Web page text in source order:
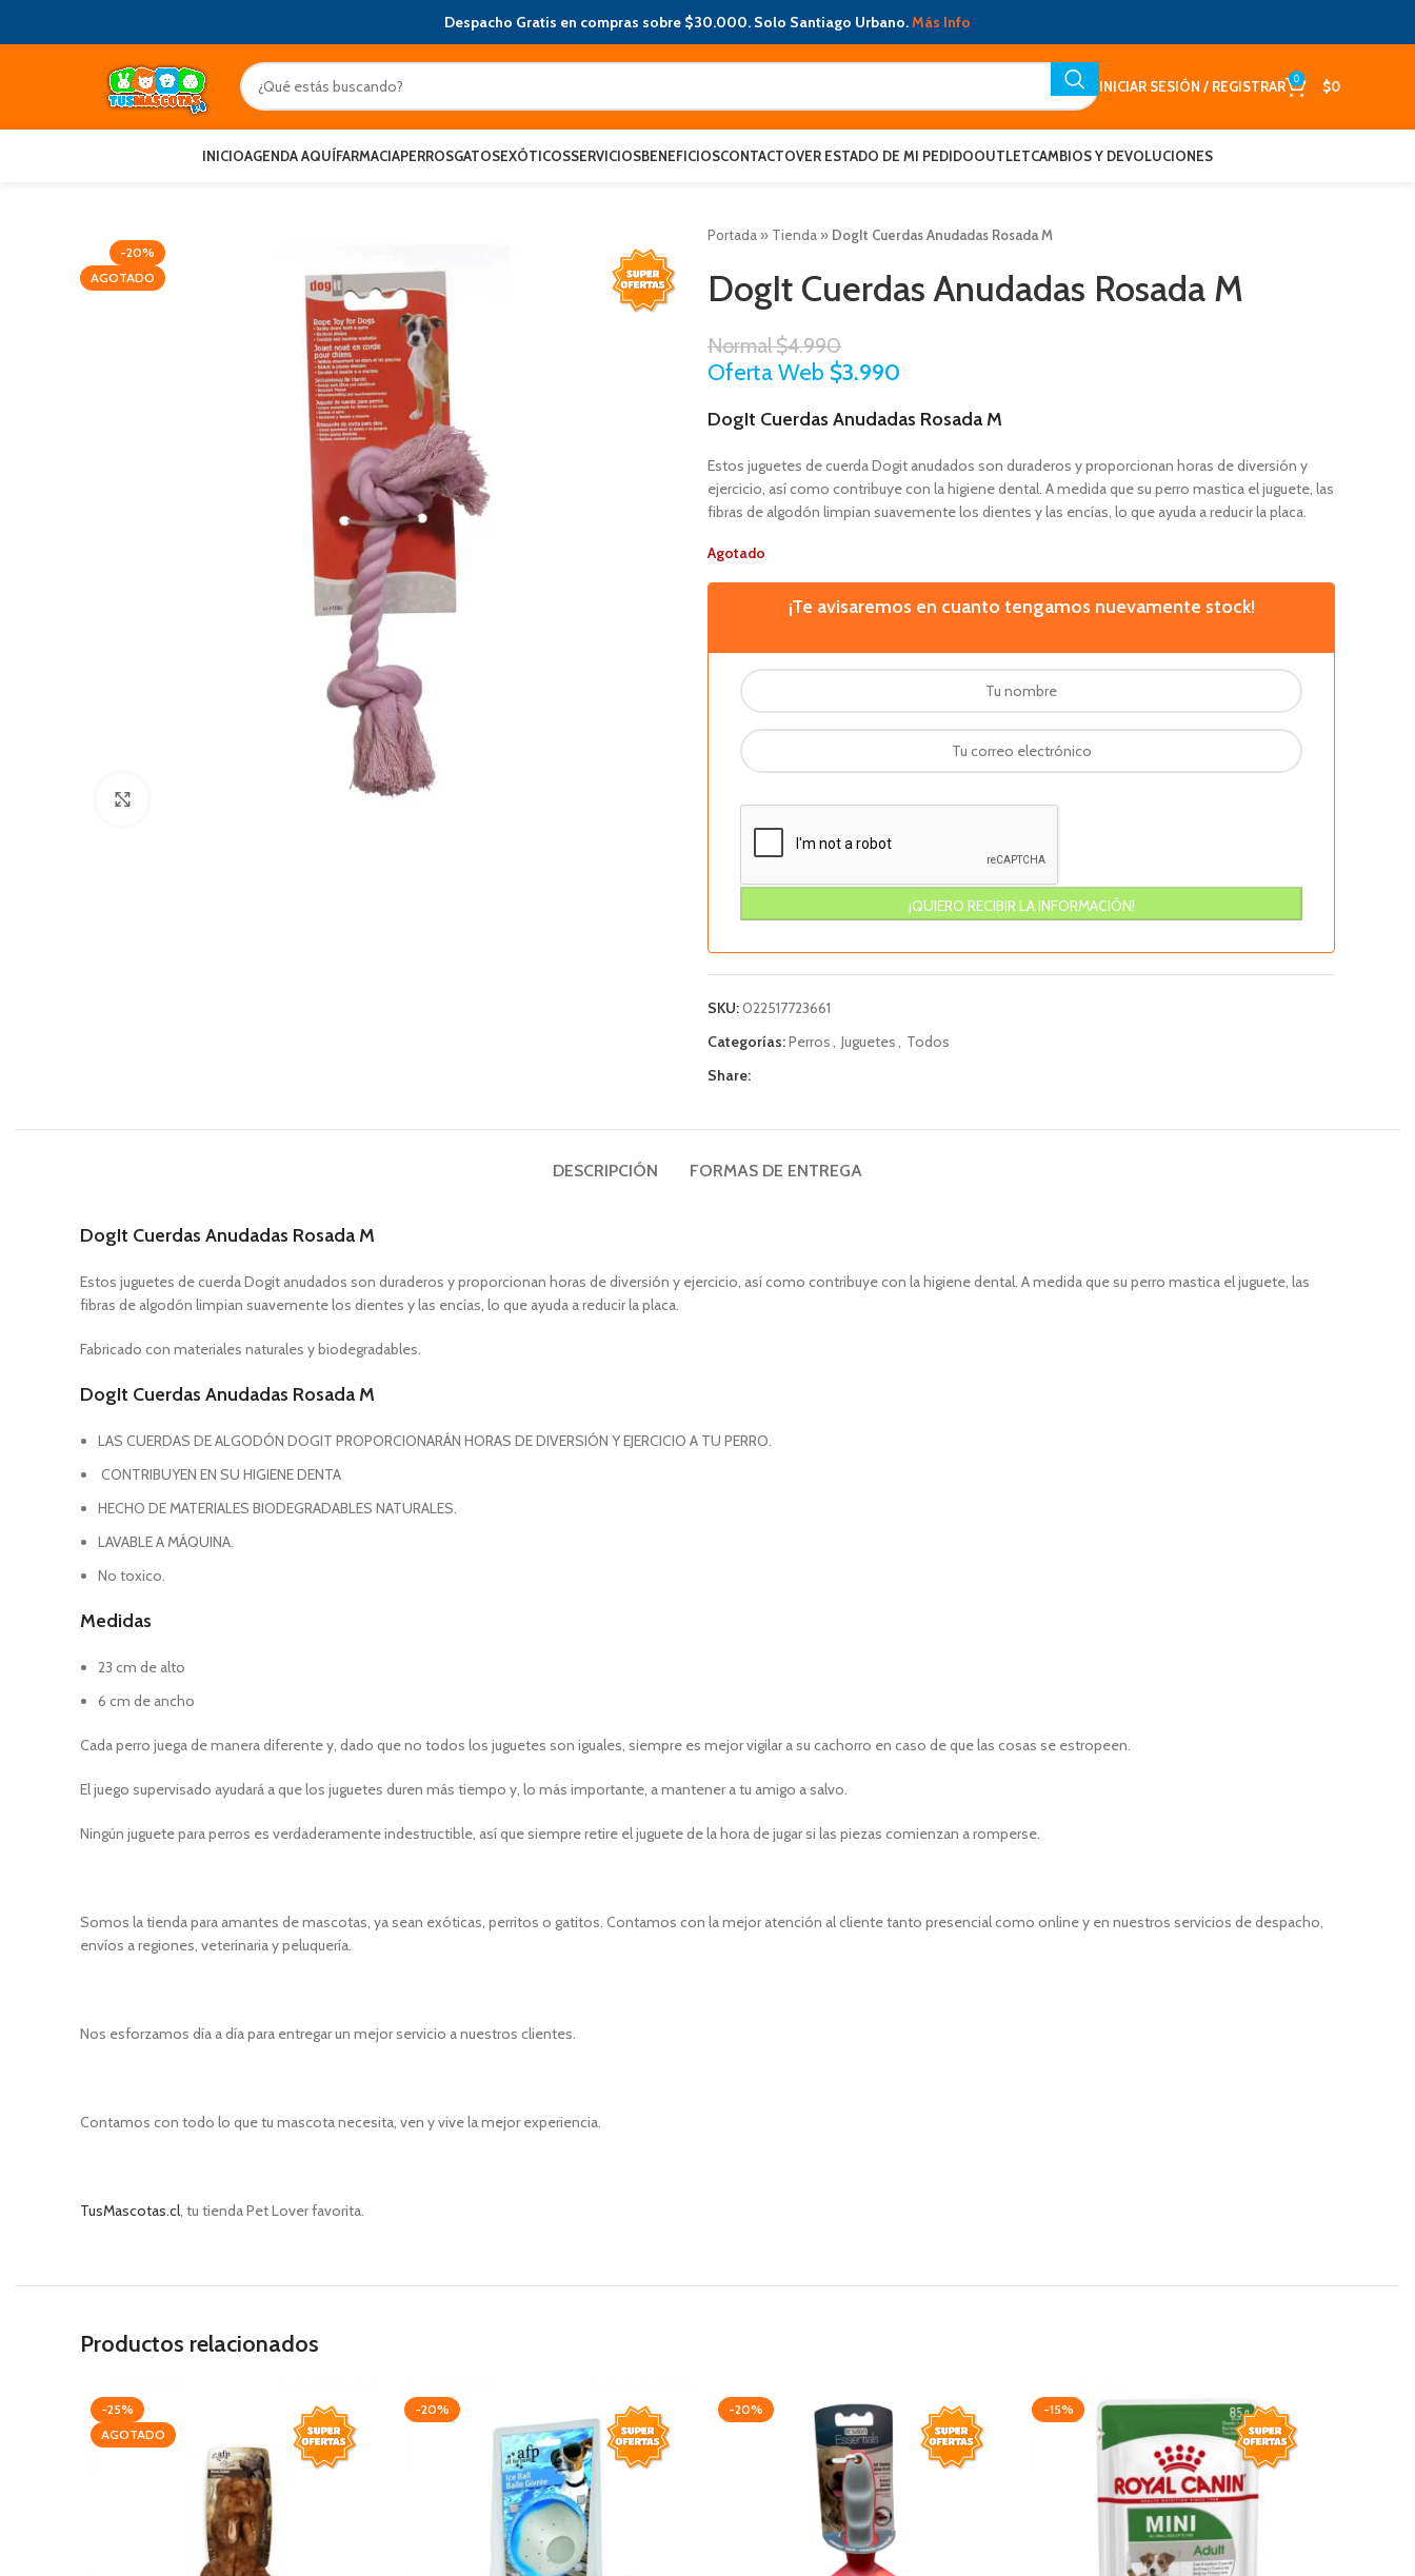
Despacho Gratis en compras sobre $30.000. Solo Santiago Urbano.Más Info
INICIAR SESIÓN / REGISTRAR 0 $0
INICIOAGENDA AQUÍFARMACIAPERROSGATOSEXÓTICOSSERVICIOSBENEFICIOSCONTACTOVER ESTADO DE MI PEDIDOOUTLETCAMBIOS Y DEVOLUCIONES
-20%
AGOTADO
Portada » Tienda » DogIt Cuerdas Anudadas Rosada M
DogIt Cuerdas Anudadas Rosada M
Normal$4.990
Oferta Web $3.990
DogIt Cuerdas Anudadas Rosada M
Estos juguetes de cuerda Dogit anudados son duraderos y proporcionan horas de diversión y
ejercicio, así como contribuye con la higiene dental. A medida que su perro mastica el juguete, las
fibras de algodón limpian suavemente los dientes y las encías, lo que ayuda a reducir la placa.
Agotado
¡Te avisaremos en cuanto tengamos nuevamente stock!
SKU:022517723661
Categorías:Perros, Juguetes, Todos
Share:
DESCRIPCIÓN FORMAS DE ENTREGA
DogIt Cuerdas Anudadas Rosada M
Estos juguetes de cuerda Dogit anudados son duraderos y proporcionan horas de diversión y ejercicio, así como contribuye con la higiene dental. A medida que su perro mastica el juguete, las
fibras de algodón limpian suavemente los dientes y las encías, lo que ayuda a reducir la placa.
Fabricado con materiales naturales y biodegradables.
DogIt Cuerdas Anudadas Rosada M
LAS CUERDAS DE ALGODÓN DOGIT PROPORCIONARÁN HORAS DE DIVERSIÓN Y EJERCICIO A TU PERRO.
CONTRIBUYEN EN SU HIGIENE DENTA
HECHO DE MATERIALES BIODEGRADABLES NATURALES.
LAVABLE A MÁQUINA.
No toxico.
Medidas
23 cm de alto
6 cm de ancho
Cada perro juega de manera diferente y, dado que no todos los juguetes son iguales, siempre es mejor vigilar a su cachorro en caso de que las cosas se estropeen.
El juego supervisado ayudará a que los juguetes duren más tiempo y, lo más importante, a mantener a tu amigo a salvo.
Ningún juguete para perros es verdaderamente indestructible, así que siempre retire el juguete de la hora de jugar si las piezas comienzan a romperse.
Somos la tienda para amantes de mascotas, ya sean exóticas, perritos o gatitos. Contamos con la mejor atención al cliente tanto presencial como online y en nuestros servicios de despacho,
envíos a regiones, veterinaria y peluquería.
Nos esforzamos día a día para entregar un mejor servicio a nuestros clientes.
Contamos con todo lo que tu mascota necesita, ven y vive la mejor experiencia.
TusMascotas.cl, tu tienda Pet Lover favorita.
Productos relacionados
-25%
AGOTADO
-20% -20% -15%